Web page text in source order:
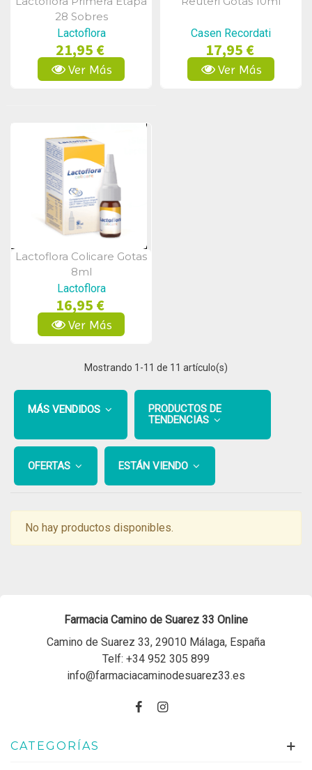
Vista Rápida
28 Sobres
Lactoflora
21,95 €
Ver Más
Vista Rápida
Casen Recordati
17,95 €
Ver Más
Vista Rápida
Lactoflora Colicare Gotas
8ml
Lactoflora
16,95 €
Ver Más
Mostrando 1 -11 de 11 artículo(s)
MÁS VENDIDOS
PRODUCTOS DE
TENDENCIAS
OFERTAS ESTÁN VIENDO
No hay productos disponibles.
Farmacia Camino de Suarez 33 Online
Camino de Suarez 33, 29010 Málaga, España
Telf: +34 952 305 899
info@farmaciacaminodesuarez33.es
CATEGORÍAS